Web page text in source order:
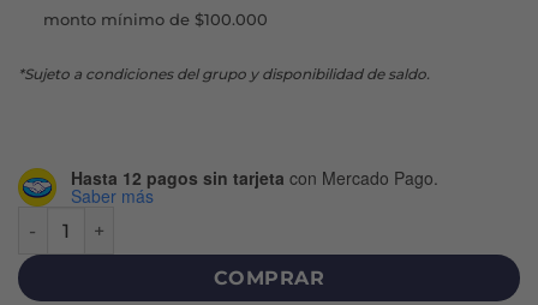
monto mínimo de $100.000
*Sujeto a condiciones del grupo y disponibilidad de saldo.
Hasta 12 pagos sin tarjeta con Mercado Pago.
Saber más
COMPRAR